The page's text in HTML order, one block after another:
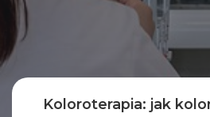
Koloroterapia: jak